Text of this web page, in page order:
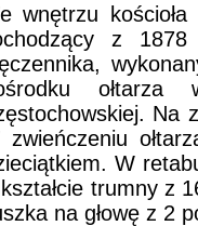
wnętrzu kościoła
z
Na
zwieńczeniu
W
trumny z
na głowę z 2